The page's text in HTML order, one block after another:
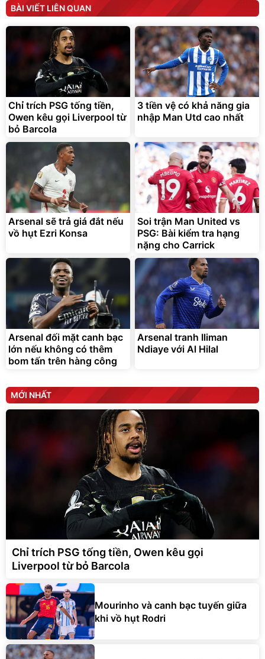
Bạt phủ xe ô tô cao cấp,
tráng nhôm 03 lớp
392.000 đ
325.000đ
Đã bán nhiều
Xe đạp điện trợ lực G-
Force C14 gấp gọn bỏ cốp
tiện lợi
9.900.000đ
7.092.000đ
Đang xem nhiều
BÀI VIẾT LIÊN QUAN
Chỉ trích PSG tống tiền,
Owen kêu gọi Liverpool từ
bỏ Barcola
3 tiền vệ có khả năng gia
nhập Man Utd cao nhất
Arsenal sẽ trả giá đắt nếu
vồ hụt Ezri Konsa
Soi trận Man United vs
PSG: Bài kiểm tra hạng
nặng cho Carrick
Arsenal đối mặt canh bạc
lớn nếu không có thêm
bom tấn trên hàng công
Arsenal tranh Iliman
Ndiaye với Al Hilal
MỚI NHẤT
Chỉ trích PSG tống tiền, Owen kêu gọi
Liverpool từ bỏ Barcola
Mourinho và canh bạc tuyến giữa
khi vồ hụt Rodri